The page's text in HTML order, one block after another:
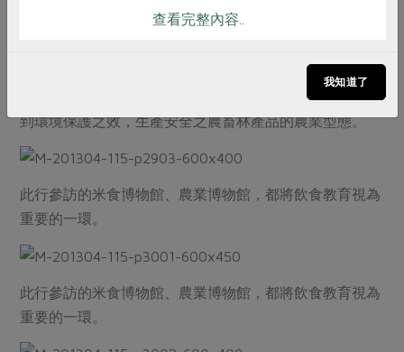
（作者：產品部經理）
施肥基準量，維持適當的家畜飼料添加物等化學資材之使
用的標準，並且透過畜產排泄物的妥善處理與再利用，達
到環境保護之效，生產安全之農畜林產品的農業型態。
此行參訪的米食博物館、農業博物館，都將飲食教育視為
重要的一環。
此行參訪的米食博物館、農業博物館，都將飲食教育視為
重要的一環。
查看完整內容..
我知道了